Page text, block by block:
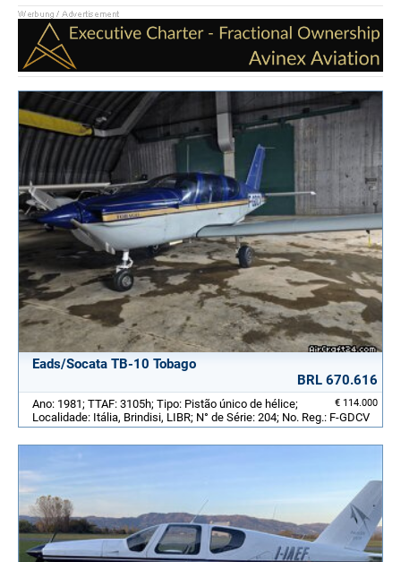
Eads/Socata TB-10 Tobago
BRL 670.616
€ 114.000
Ano: 1981; TTAF: 3105h; Tipo: Pistão único de hélice;
Localidade: Itália, Brindisi, LIBR; N° de Série: 204; No. Reg.: F-GDCV